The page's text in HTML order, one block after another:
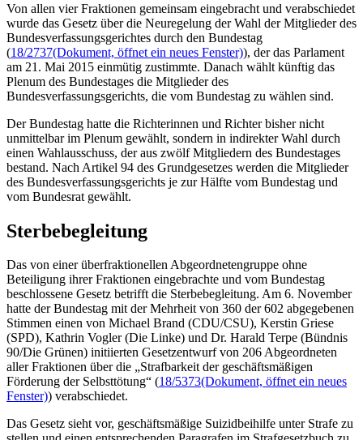
Von allen vier Fraktionen gemeinsam eingebracht und verabschiedet
wurde das Gesetz über die Neuregelung der Wahl der Mitglieder des
Bundesverfassungsgerichtes durch den Bundestag
(18/2737(Dokument, öffnet ein neues Fenster)), der das Parlament
am 21. Mai 2015 einmütig zustimmte. Danach wählt künftig das
Plenum des Bundestages die Mitglieder des
Bundesverfassungsgerichts, die vom Bundestag zu wählen sind.
Der Bundestag hatte die Richterinnen und Richter bisher nicht
unmittelbar im Plenum gewählt, sondern in indirekter Wahl durch
einen Wahlausschuss, der aus zwölf Mitgliedern des Bundestages
bestand. Nach Artikel 94 des Grundgesetzes werden die Mitglieder
des Bundesverfassungsgerichts je zur Hälfte vom Bundestag und
vom Bundesrat gewählt.
Sterbebegleitung
Das von einer überfraktionellen Abgeordnetengruppe ohne
Beteiligung ihrer Fraktionen eingebrachte und vom Bundestag
beschlossene Gesetz betrifft die Sterbebegleitung. Am 6. November
hatte der Bundestag mit der Mehrheit von 360 der 602 abgegebenen
Stimmen einen von Michael Brand (CDU/CSU), Kerstin Griese
(SPD), Kathrin Vogler (Die Linke) und Dr. Harald Terpe (Bündnis
90/Die Grünen) initiierten Gesetzentwurf von 206 Abgeordneten
aller Fraktionen über die „Strafbarkeit der geschäftsmäßigen
Förderung der Selbsttötung“ (18/5373(Dokument, öffnet ein neues
Fenster)) verabschiedet.
Das Gesetz sieht vor, geschäftsmäßige Suizidbeihilfe unter Strafe zu